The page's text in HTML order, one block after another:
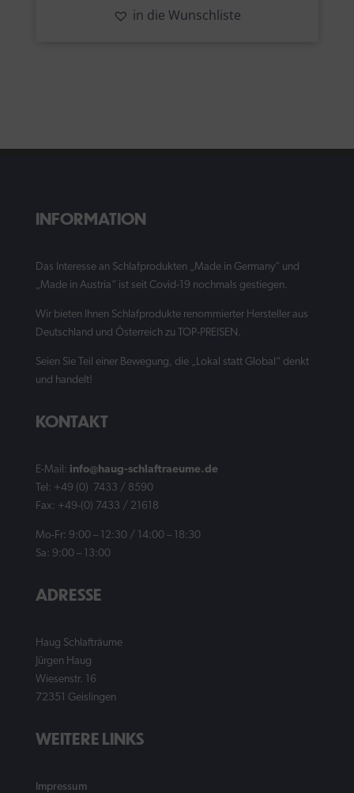
in die Wunschliste
INFORMATION
Das Interesse an Schlafprodukten „Made in Germany“ und
„Made in Austria“ ist seit Covid-19 nochmals gestiegen.
Wir bieten Ihnen Schlafprodukte renommierter Hersteller aus
Deutschland und Österreich zu TOP-PREISEN.
Seien Sie Teil einer Bewegung, die „Lokal statt Global“ denkt
und handelt!
KONTAKT
E-Mail: info@haug-schlaftraeume.de
Tel: +49 (0) 7433 / 8590
Fax: +49-(0) 7433 / 21618
Mo-Fr: 9:00 – 12:30 / 14:00 – 18:30
Sa: 9:00 – 13:00
ADRESSE
Haug Schlafträume
Jürgen Haug
Wiesenstr. 16
72351 Geislingen
WEITERE LINKS
Impressum